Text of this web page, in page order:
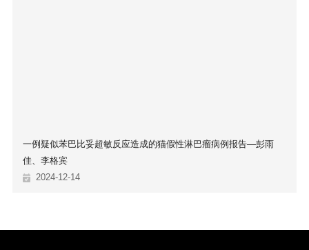
一例疑似苯巴比妥超敏反应造成的猫假性淋巴瘤病例报告—彭雨
佳、李格宾
2024-12-14